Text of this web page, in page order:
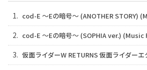
1. cod-E ～Eの暗号～ (ANOTHER STORY)
2. cod-E ～Eの暗号～ (SOPHIA ver.) (Music
3. 仮面ライダーW RETURNS 仮面ライダー